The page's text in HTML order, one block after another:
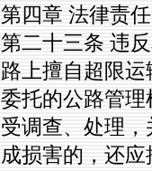
第四章 法律责任
第二十三条 违
路上擅自超限
委托的公路管
受调查、处理
成损害的，还